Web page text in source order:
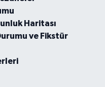
Haritası
ve Fikstür